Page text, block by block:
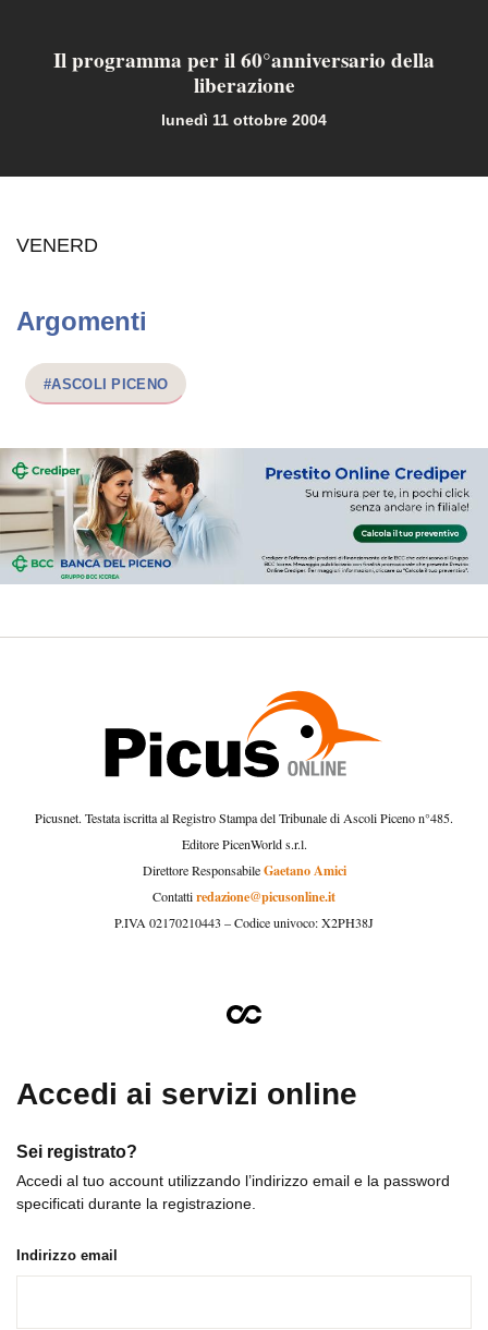
Il programma per il 60°anniversario della
liberazione
lunedì 11 ottobre 2004
VENERD
Argomenti
#ASCOLI PICENO
Picusnet. Testata iscritta al Registro Stampa del Tribunale di Ascoli Piceno n°485.
Editore PicenWorld s.r.l.
Direttore ResponsabileGaetano Amici
Contattiredazione@picusonline.it
P.IVA 02170210443 – Codice univoco: X2PH38J
Accedi ai servizi online
Sei registrato?
Accedi al tuo account utilizzando l’indirizzo email e la password
specificati durante la registrazione.
Indirizzo email